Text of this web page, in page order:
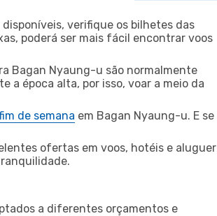
verifique os bilhetes das
poderá ser mais fácil encontrar voos
Bagan Nyaung-u são normalmente
época alta, por isso, voar a meio da
de semana em Bagan Nyaung-u. E se
ofertas em voos, hotéis e aluguer
a diferentes orçamentos e